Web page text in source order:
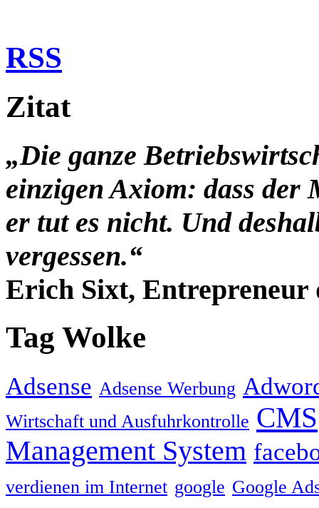
RSS
Zitat
„Die ganze
einzigen Axiom: dass der
er tut es nicht. Und
vergessen.“
Erich Sixt, Entrepreneur
Tag Wolke
Adsense Adsense Werbung
Wirtschaft und Ausfuhrkontrolle CMS
Management System
verdienen im Internet google Google